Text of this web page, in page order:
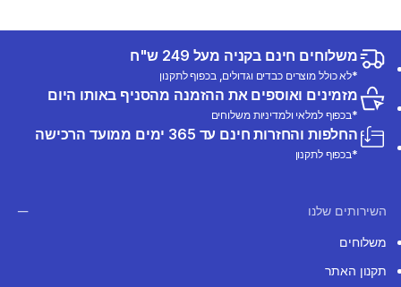
משלוחים חינם בקניה מעל 249 ש"ח
*לא כולל מוצרים כבדים וגדולים, בכפוף לתקנון
מזמינים ואוספים את ההזמנה מהסניף באותו היום
*בכפוף למלאי ולמדיניות משלוחים
החלפות והחזרות חינם עד 365 ימים ממועד הרכישה
*בכפוף לתקנון
השירותים שלנו
משלוחים
תקנון האתר